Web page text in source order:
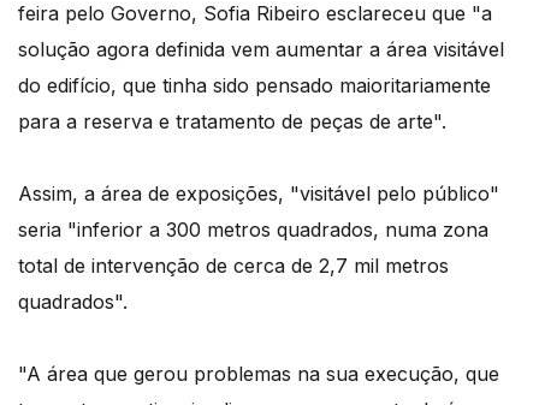
feira pelo Governo, Sofia Ribeiro esclareceu que "a
solução agora definida vem aumentar a área visitável
do edifício, que tinha sido pensado maioritariamente
para a reserva e tratamento de peças de arte".
Assim, a área de exposições, "visitável pelo público"
seria "inferior a 300 metros quadrados, numa zona
total de intervenção de cerca de 2,7 mil metros
quadrados".
"A área que gerou problemas na sua execução, que